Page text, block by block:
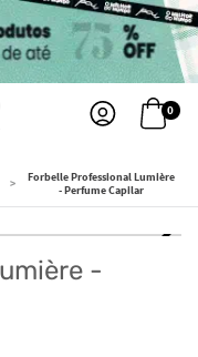
0
Forbelle Professional Lumière
- Perfume Capilar
-